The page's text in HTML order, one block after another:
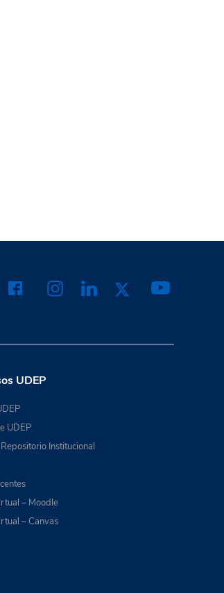
UDEP
UDEP
Institucional
– Moodle
– Canvas